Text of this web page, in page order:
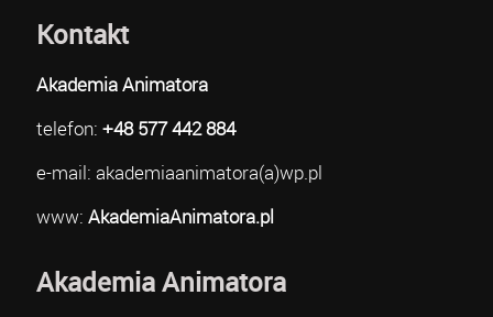
Kontakt
Akademia Animatora
telefon: +48 577 442 884
e-mail: akademiaanimatora(a)wp.pl
www: AkademiaAnimatora.pl
Akademia Animatora